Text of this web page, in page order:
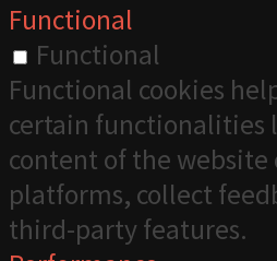
Functional
Functional
Functional cookies
certain functionalities
content of the website
platforms, collect
third-party features.